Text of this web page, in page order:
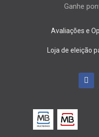
Ganhe
Avaliações e
Loja de eleição